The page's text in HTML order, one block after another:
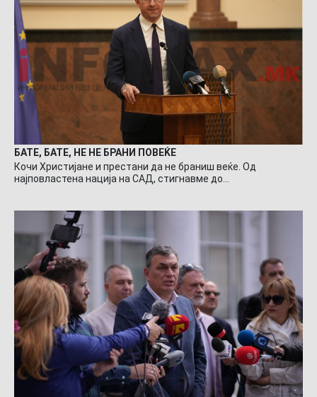
БАТЕ, БАТЕ, НЕ НЕ БРАНИ ПОВЕЌЕ
Кочи Христијане и престани да не браниш веќе. Од
најповластена нација на САД, стигнавме до…